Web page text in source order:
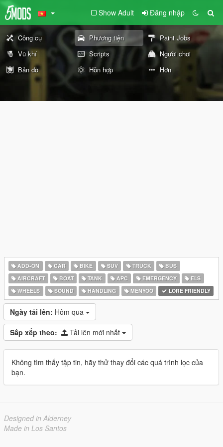
Show Adult Đăng nhập
Công cụ Phương tiện
Paint Jobs
Vũ khí
Scripts
Người chơi
Bản đồ
Hỗn hợp Hơn
ADD-ON CAR BIKE SUV TRUCK
BUS
AIRCRAFT
BOAT TANK APC EMERGENCY
ELS
WHEELS
SOUND HANDLING MENYOO LORE FRIENDLY
Ngày tải lên: Hôm qua
Sắp xếp theo: Tải lên mới nhất
Không tìm thấy tập tin, hãy thử thay đổi các quá trình lọc của
bạn.
Designed in Alderney
Made in Los Santos